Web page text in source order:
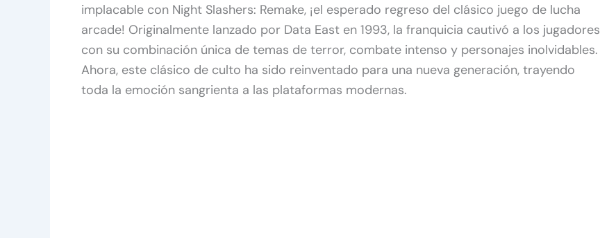
implacable con Night Slashers: Remake, ¡el esperado regreso del clásico juego de lucha
arcade! Originalmente lanzado por Data East en 1993, la franquicia cautivó a los jugadores
con su combinación única de temas de terror, combate intenso y personajes inolvidables.
Ahora, este clásico de culto ha sido reinventado para una nueva generación, trayendo
toda la emoción sangrienta a las plataformas modernas.